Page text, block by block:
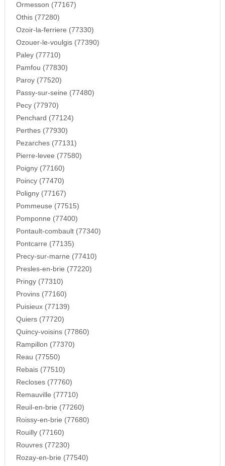
Ormesson (77167)
Othis (77280)
Ozoir-la-ferriere (77330)
Ozouer-le-voulgis (77390)
Paley (77710)
Pamfou (77830)
Paroy (77520)
Passy-sur-seine (77480)
Pecy (77970)
Penchard (77124)
Perthes (77930)
Pezarches (77131)
Pierre-levee (77580)
Poigny (77160)
Poincy (77470)
Poligny (77167)
Pommeuse (77515)
Pomponne (77400)
Pontault-combault (77340)
Pontcarre (77135)
Precy-sur-marne (77410)
Presles-en-brie (77220)
Pringy (77310)
Provins (77160)
Puisieux (77139)
Quiers (77720)
Quincy-voisins (77860)
Rampillon (77370)
Reau (77550)
Rebais (77510)
Recloses (77760)
Remauville (77710)
Reuil-en-brie (77260)
Roissy-en-brie (77680)
Rouilly (77160)
Rouvres (77230)
Rozay-en-brie (77540)